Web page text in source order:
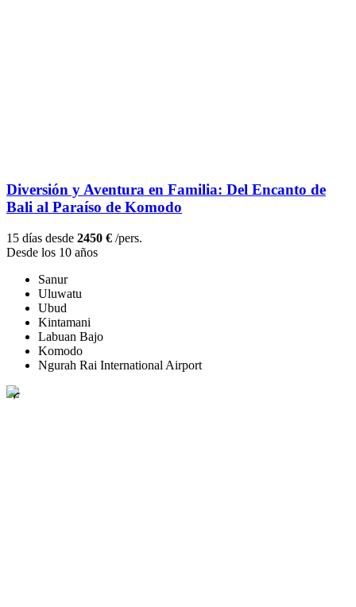
Diversión y Aventura en Familia: Del Encanto de
Bali al Paraíso de Komodo
15 días desde 2450 € /pers.
Desde los 10 años
Sanur
Uluwatu
Ubud
Kintamani
Labuan Bajo
Komodo
Ngurah Rai International Airport